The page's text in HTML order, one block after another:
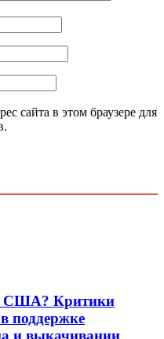
сайта в этом браузере для
США? Критики
поддержке